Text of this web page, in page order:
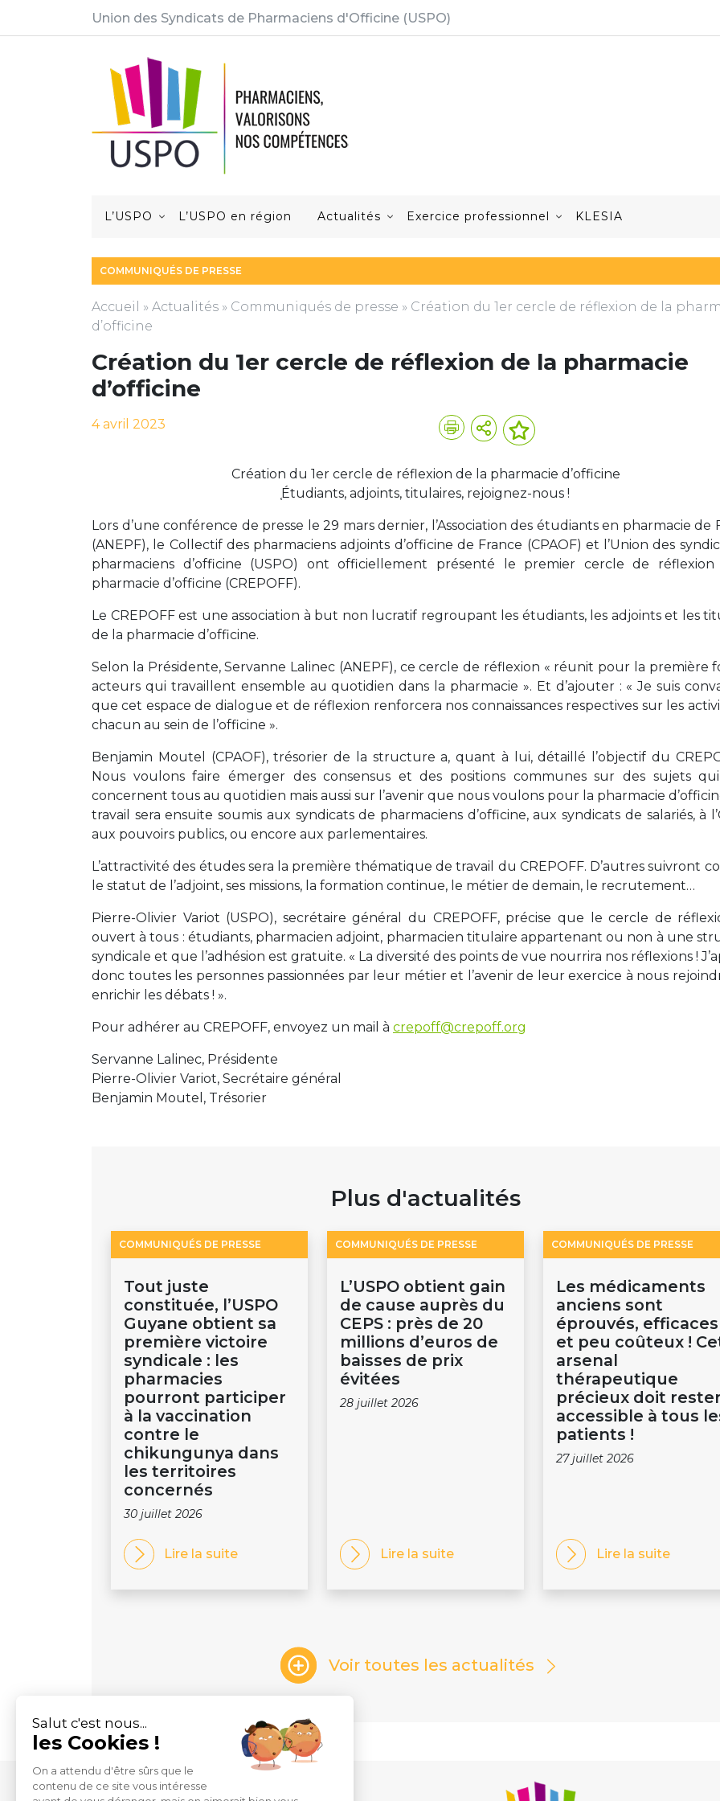
Union des Syndicats de Pharmaciens d'Officine (USPO)
L’USPO L’USPO en région Actualités Exercice professionnel KLESIA
COMMUNIQUÉS DE PRESSE
Accueil » Actualités » Communiqués de presse » Création du 1er cercle de réflexion de la
d’officine
Création du 1er cercle de réflexion de la pharmacie
d’officine
4 avril 2023
Création du 1er cercle de réflexion de la pharmacie d’officine
֤Étudiants, adjoints, titulaires, rejoignez-nous !
Lors d’une conférence de presse le 29 mars dernier, l’Association des étudiants en pharmacie de
(ANEPF), le Collectif des pharmaciens adjoints d’officine de France (CPAOF) et l’Union des
pharmaciens d’officine (USPO) ont officiellement présenté le premier cercle de
pharmacie d’officine (CREPOFF).
Le CREPOFF est une association à but non lucratif regroupant les étudiants, les adjoints et les
de la pharmacie d’officine.
Selon la Présidente, Servanne Lalinec (ANEPF), ce cercle de réflexion « réunit pour la première
acteurs qui travaillent ensemble au quotidien dans la pharmacie ». Et d’ajouter : « Je suis
que cet espace de dialogue et de réflexion renforcera nos connaissances respectives sur les
chacun au sein de l’officine ».
Benjamin Moutel (CPAOF), trésorier de la structure a, quant à lui, détaillé l’objectif du
Nous voulons faire émerger des consensus et des positions communes sur des sujets
concernent tous au quotidien mais aussi sur l’avenir que nous voulons pour la pharmacie
travail sera ensuite soumis aux syndicats de pharmaciens d’officine, aux syndicats de salariés, à
aux pouvoirs publics, ou encore aux parlementaires.
L’attractivité des études sera la première thématique de travail du CREPOFF. D’autres suivront
le statut de l’adjoint, ses missions, la formation continue, le métier de demain, le recrutement…
Pierre-Olivier Variot (USPO), secrétaire général du CREPOFF, précise que le cercle de
ouvert à tous : étudiants, pharmacien adjoint, pharmacien titulaire appartenant ou non à une
syndicale et que l’adhésion est gratuite. « La diversité des points de vue nourrira nos réflexions !
donc toutes les personnes passionnées par leur métier et l’avenir de leur exercice à nous
enrichir les débats ! ».
Pour adhérer au CREPOFF, envoyez un mail à crepoff@crepoff.org
Servanne Lalinec, Présidente
Pierre-Olivier Variot, Secrétaire général
Benjamin Moutel, Trésorier
Plus d'actualités
COMMUNIQUÉS DE PRESSE
Tout juste
constituée, l’USPO
Guyane obtient sa
première victoire
syndicale : les
pharmacies
pourront participer
à la vaccination
contre le
chikungunya dans
les territoires
concernés
30 juillet 2026
Lire la suite
COMMUNIQUÉS DE PRESSE
L’USPO obtient gain
de cause auprès du
CEPS : près de 20
millions d’euros de
baisses de prix
évitées
28 juillet 2026
Lire la suite
COMMUNIQUÉS DE PRESSE
Les médicaments
anciens sont
éprouvés, efficaces
et peu coûteux !
arsenal
thérapeutique
précieux doit rester
accessible à tous
patients !
27 juillet 2026
Lire la suite
Voir toutes les actualités